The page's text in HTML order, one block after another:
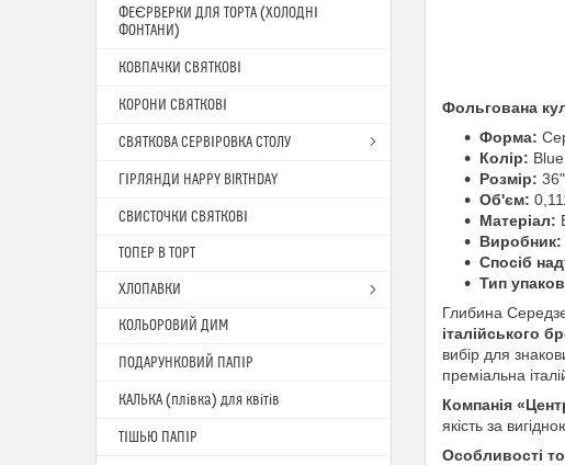
Фольгована
Форма:
Колір:
Розмір:
Об'єм:
Матеріал:
Виробник:
Спосіб
Тип
Глибина
італійського
вибір для
преміальна
Компанія
якість за
Особливості
ФЕЄРВЕРКИ ДЛЯ ТОРТА (ХОЛОДНІ
ФОНТАНИ)
КОВПАЧКИ СВЯТКОВІ
КОРОНИ СВЯТКОВІ
СВЯТКОВА СЕРВІРОВКА СТОЛУ
ГІРЛЯНДИ HAPPY BIRTHDAY
СВИСТОЧКИ СВЯТКОВІ
ТОПЕР В ТОРТ
ХЛОПАВКИ
КОЛЬОРОВИЙ ДИМ
ПОДАРУНКОВИЙ ПАПІР
КАЛЬКА (плівка) для квітів
ТІШЬЮ ПАПІР